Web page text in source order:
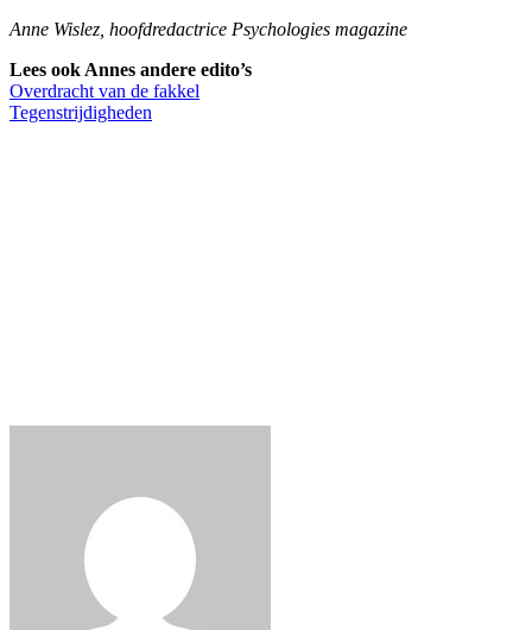
Anne Wislez, hoofdredactrice Psychologies magazine
Lees ook Annes andere edito’s
Overdracht van de fakkel
Tegenstrijdigheden